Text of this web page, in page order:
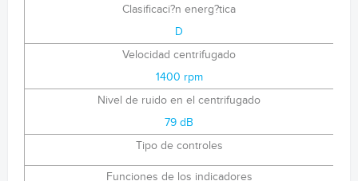
Clasificaci?n energ?tica
D
Velocidad centrifugado
1400 rpm
Nivel de ruido en el centrifugado
79 dB
Tipo de controles
Funciones de los indicadores